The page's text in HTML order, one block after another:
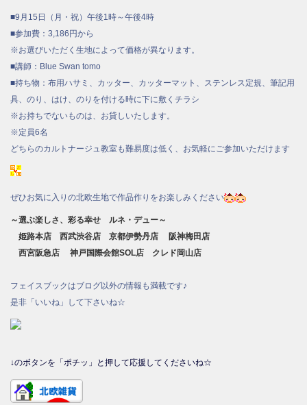
■9月15日（月・祝）午後1時～午後4時
■参加費：3,186円から
※お選びいただく生地によって価格が異なります。
■講師：Blue Swan tomo
■持ち物：布用ハサミ、カッター、カッターマット、ステンレス定規、筆記用
具、のり、はけ、のりを付ける時に下に敷くチラシ
※お持ちでないものは、お貸しいたします。
※定員6名
どちらのカルトナージュ教室も難易度は低く、お気軽にご参加いただけます
ぜひお気に入りの北欧生地で作品作りをお楽しみください
～選ぶ楽しさ、彩る幸せ ルネ・デュー～
姫路本店 西武渋谷店 京都伊勢丹店 阪神梅田店
西宮阪急店 神戸国際会館SOL店 クレド岡山店
フェイスブックはブログ以外の情報も満載です♪
是非「いいね」して下さいね☆
↓のボタンを「ポチッ」と押して応援してくださいね☆